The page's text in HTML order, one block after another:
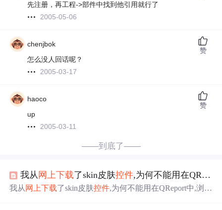
先注册，再工程->部件中找到他引用就行了
2005-05-06
chenjbok
怎么没人回话呢？
2005-03-17
赞
haoco
up
2005-03-11
赞
——到底了——
我从 网上下载了skin皮肤控件,为何不能用在QReport中,浏览以后为空啊!
我从 网上下载了skin皮肤控件,为何不能用在QReport中,浏览